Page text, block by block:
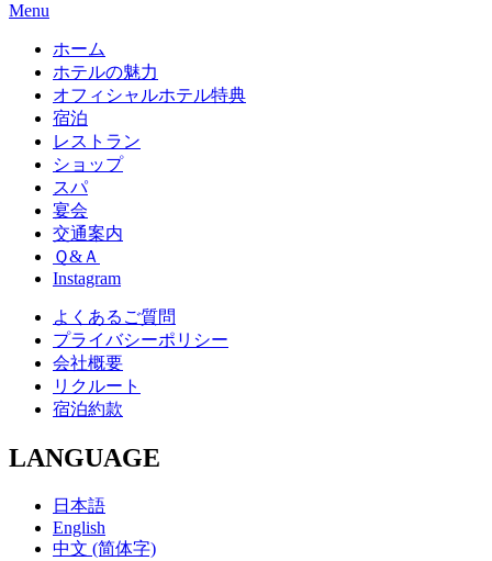
Menu
ホーム
ホテルの魅力
オフィシャルホテル特典
宿泊
レストラン
ショップ
スパ
宴会
交通案内
Ｑ&Ａ
Instagram
よくあるご質問
プライバシーポリシー
会社概要
リクルート
宿泊約款
LANGUAGE
日本語
English
中文 (简体字)